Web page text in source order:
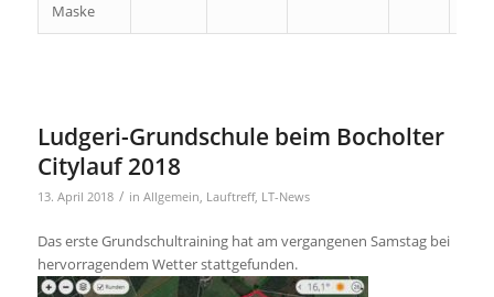
Maske
Ludgeri-Grundschule beim Bocholter
Citylauf 2018
13. April 2018 / in Allgemein, Lauftreff, LT-News
Das erste Grundschultraining hat am vergangenen Samstag bei
hervorragendem Wetter stattgefunden.